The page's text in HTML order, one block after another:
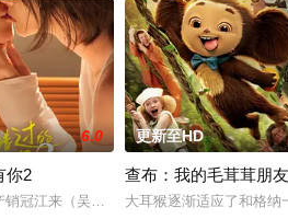
6.0
你2
冠江来（吴翊歌 饰），为利益化身“深情画
更新至HD
查布：我的毛茸茸朋
大耳猴逐渐适应了和格纳